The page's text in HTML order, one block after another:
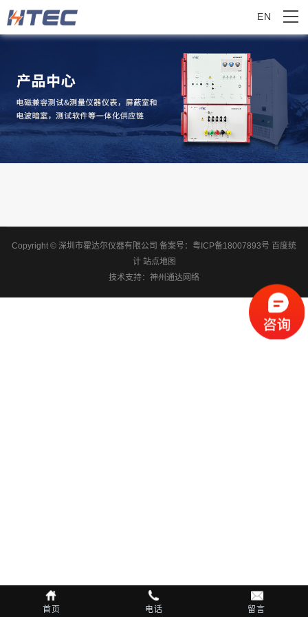
EN
Copyright © 深圳市霍达尔仪器有限公司 备案号： 粤ICP备18007893号 百度统
计 站点地图
技术支持： 神州通达网络
首页 电话 留言